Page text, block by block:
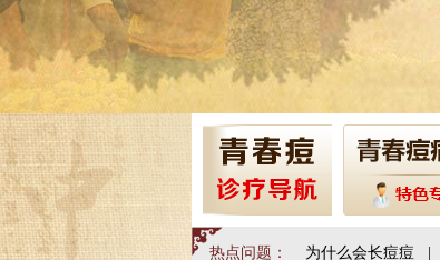
热点问题： 为什么会长痘痘